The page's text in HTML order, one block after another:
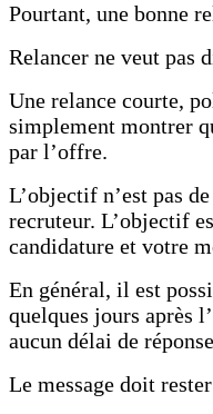
Pourtant, une bonne
Relancer ne veut pas
Une relance courte,
simplement montrer
par l’offre.
L’objectif n’est pas
recruteur. L’objectif
candidature et votre
En général, il est
quelques jours après
aucun délai de
Le message doit